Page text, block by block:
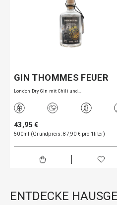
GIN THOMMES FEUER
London Dry Gin mit Chili und…
43,95 €
500ml (Grundpreis: 87,90 € pro 1liter)
ENTDECKE